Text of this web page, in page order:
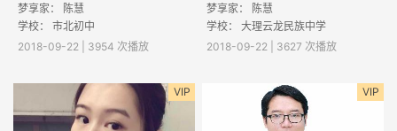
梦享家：
陈慧
学校： 市北初中
2018-09-22 | 3954 次播放
梦享家：
陈慧
学校： 大理云龙民族中学
2018-09-22 | 3627 次播放
VIP VIP